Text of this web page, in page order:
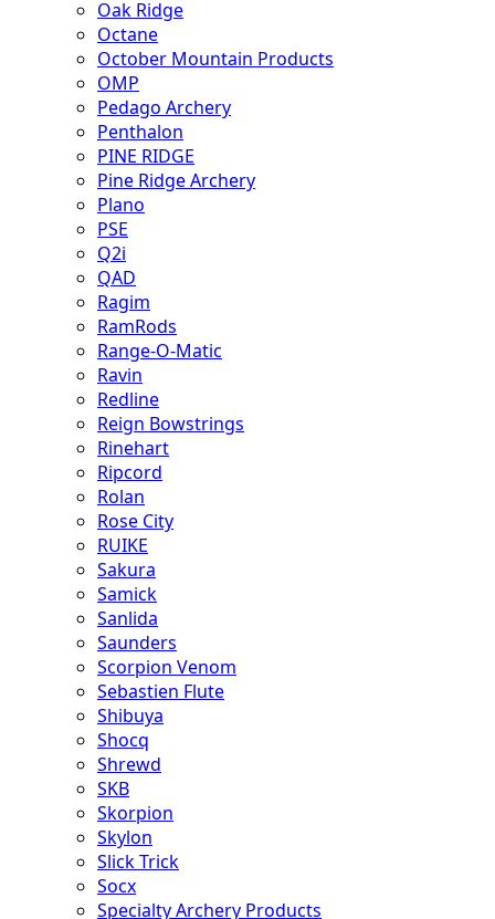
Oak Ridge
Octane
October Mountain Products
OMP
Pedago Archery
Penthalon
PINE RIDGE
Pine Ridge Archery
Plano
PSE
Q2i
QAD
Ragim
RamRods
Range-O-Matic
Ravin
Redline
Reign Bowstrings
Rinehart
Ripcord
Rolan
Rose City
RUIKE
Sakura
Samick
Sanlida
Saunders
Scorpion Venom
Sebastien Flute
Shibuya
Shocq
Shrewd
SKB
Skorpion
Skylon
Slick Trick
Socx
Specialty Archery Products